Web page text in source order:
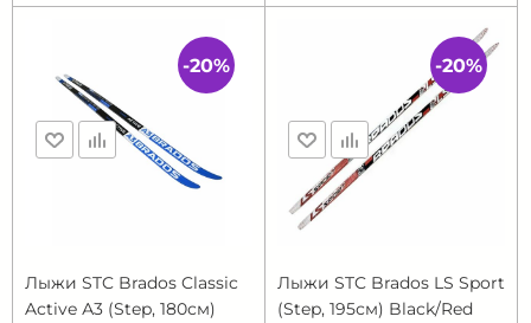
Лыжи STC Brados Classic
Active А3 (Step, 180см)
-20%
Лыжи STC Brados LS Sport
(Step, 195см) Black/Red
-20%